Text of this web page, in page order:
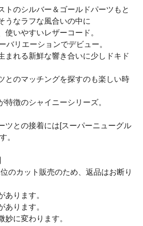
トのシルバー＆ゴールドパーツもと
うなラフな風合いの中に
使いやすいレザーコード。
バリエーションでデビュー。
まれる新鮮な響き合いに少しドキド
とのマッチングを探すのも楽しい時
特徴のシャイニーシリーズ。
ツとの接着には[スーパーニューグル
。
のカット販売のため、返品はお断り
あります。
あります。
妙に変わります。